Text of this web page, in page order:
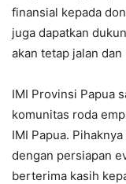
finansial kepada
juga dapatkan
akan tetap jalan
IMI Provinsi Papua
komunitas roda
IMI Papua.
dengan persiapan
berterima kasih